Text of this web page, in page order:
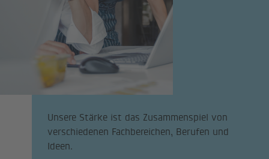
Unsere Stärke ist das Zusammenspiel von
verschiedenen Fachbereichen, Berufen und
Ideen.